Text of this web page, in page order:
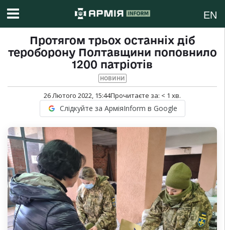
EN
Протягом трьох останніх діб
тероборону Полтавщини поповнило
1200 патріотів
НОВИНИ
26 Лютого 2022, 15:44Прочитаєте за: < 1 хв.
Слідкуйте за АрміяInform в Google